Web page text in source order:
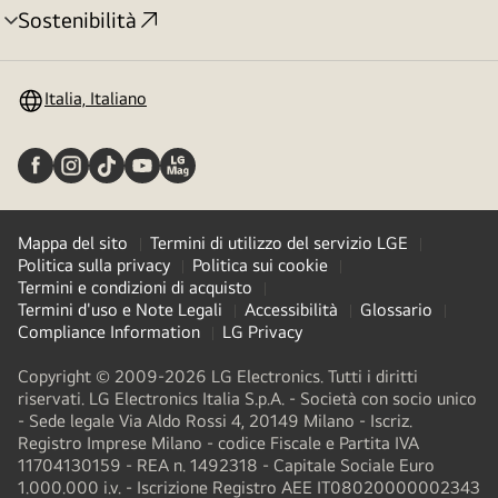
Sostenibilità
Attivazione
Italia, Italiano
Mappa del sito
Termini di utilizzo del servizio LGE
Politica sulla privacy
Politica sui cookie
Termini e condizioni di acquisto
Termini d'uso e Note Legali
Accessibilità
Glossario
Compliance Information
LG Privacy
Copyright © 2009-2026 LG Electronics. Tutti i diritti
riservati. LG Electronics Italia S.p.A. - Società con socio unico
- Sede legale Via Aldo Rossi 4, 20149 Milano - Iscriz.
Registro Imprese Milano - codice Fiscale e Partita IVA
11704130159 - REA n. 1492318 - Capitale Sociale Euro
1.000.000 i.v. - Iscrizione Registro AEE IT08020000002343​